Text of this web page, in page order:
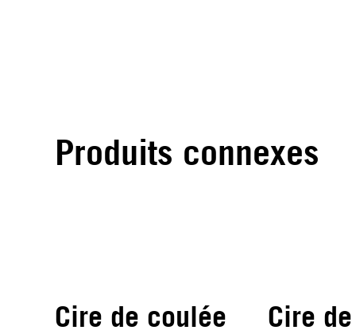
Produits connexes
Cire de coulée
Cire de